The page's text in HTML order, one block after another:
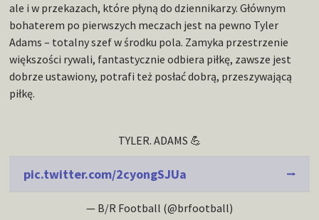
ale i w przekazach, które płyną do dziennikarzy. Głównym
bohaterem po pierwszych meczach jest na pewno Tyler
Adams – totalny szef w środku pola. Zamyka przestrzenie
większości rywali, fantastycznie odbiera piłkę, zawsze jest
dobrze ustawiony, potrafi też posłać dobrą, przeszywającą
piłkę.
TYLER. ADAMS 💪
pic.twitter.com/2cyongSJUa
— B/R Football (@brfootball)